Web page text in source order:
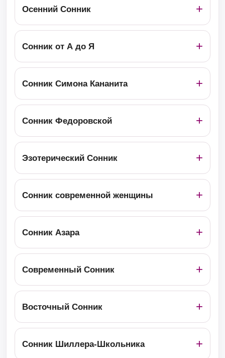
Осенний Сонник
Сонник от А до Я
Сонник Симона Кананита
Сонник Федоровской
Эзотерический Сонник
Сонник современной женщины
Сонник Азара
Современный Сонник
Восточный Сонник
Сонник Шиллера-Школьника